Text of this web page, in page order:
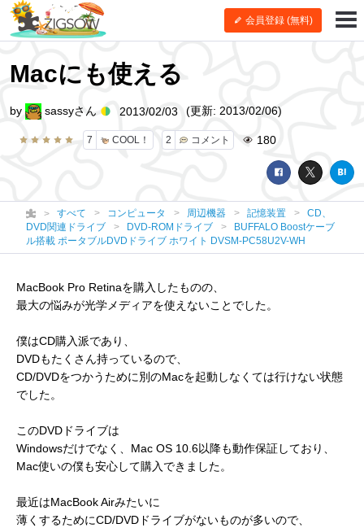
会員登録 (無料)
Macにも使える
7 COOL！ 2 コメント 180
by sassyさん 2013/02/03 (更新: 2013/02/06)
すべて コンピュータ 周辺機器 記憶装置
CD、
DVD関連ドライブ
DVD-ROMドライブ
BUFFALO Boostケーブ
ル搭載 ポータブルDVDドライブ ホワイト DVSM-PC58U2V-WH
MacBook Pro Retinaを購入したものの、
最大の悩みが光学メディアを使えないことでした。
僕はCD購入派であり、
DVDもたくさん持っているので、
CD/DVDをつかうために別のMacを起動しなくては行けない状態
でした。
このDVDドライブは
Windowsだけでなく、Mac OS 10.6以降も動作保証しており、
Mac使いの僕も安心して購入できました。
最近はMacBook Airみたいに
薄くするためにCD/DVDドライブがないものが多いので、